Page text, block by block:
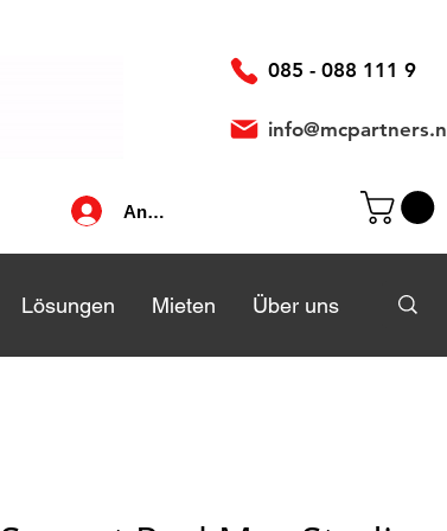
Anmelden
085 - 088 111 9
info@mcpartners.nl
Lösungen Mieten Über uns
Lösungen Mieten Über uns